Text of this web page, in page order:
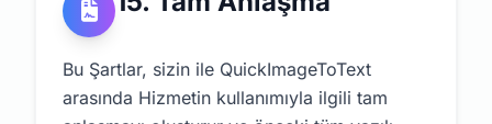
Bu Şartlar, sizin ile QuickImageToText
arasında Hizmetin kullanımıyla ilgili tam